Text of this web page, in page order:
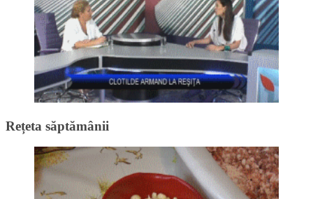
Rețeta săptămânii